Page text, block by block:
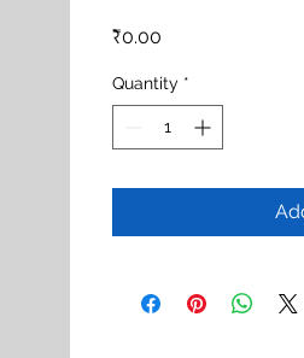
₹0.00
Quantity *